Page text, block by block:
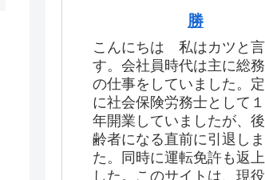
勝
こんにちは 私はカツと言
す。会社員時代は主に総
の仕事をしていました。
に社会保険労務士として
年開業していましたが、
齢者になる直前に引退し
た。同時に運転免許も返
した。このサイトは、現